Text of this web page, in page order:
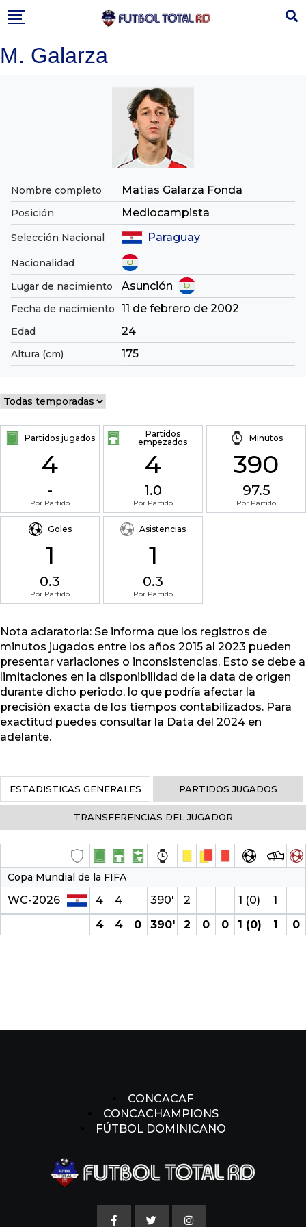
to
M. Galarza
Nombre completo Matías Galarza Fonda
Posición Mediocampista
Selección Nacional Paraguay
Nacionalidad
Lugar de nacimiento
Asunción
Fecha de nacimiento 11 de febrero de 2002
Edad 24
Altura (cm) 175
Partidos jugados
4
-
Por Partido
Partidos
empezados
4
1.0
Por Partido
Minutos
390
97.5
Por Partido
Goles
1
0.3
Por Partido
Asistencias
1
0.3
Por Partido
Nota aclaratoria: Se informa que los registros de
minutos jugados entre los años 2015 al 2023 pueden
presentar variaciones o inconsistencias. Esto se debe a
limitaciones en la disponibilidad de la data de origen
durante dicho periodo, lo que podría afectar la
precisión exacta de los tiempos contabilizados. Para
exactitud puedes consultar la Data del 2024 en
adelante.
ESTADISTICAS GENERALES PARTIDOS JUGADOS
TRANSFERENCIAS DEL JUGADOR
Copa Mundial de la FIFA
WC-2026 4 4 390′ 2 1 (0)
1
4
4 0 390′ 2 0 0 1 (0) 1 0
CONCACAF
CONCACHAMPIONS
FÚTBOL DOMINICANO